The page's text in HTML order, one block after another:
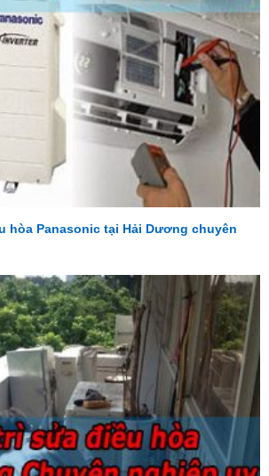
hòa Panasonic tại Hải Dương chuyên